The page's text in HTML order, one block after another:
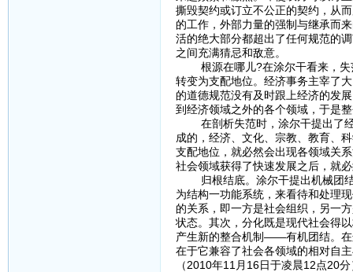
撕毁契约或订立不公正的契约，从
的工作，外部力量的强制与继承而
活的绝大部分都超出了任何规范的
之间充满猜忌和敌意。
根源在哪儿?在涂尔干看来，失
转变为支配地位。经济事务主宰了
的道德规范没有及时跟上经济的发
到经济领域之外的各个领域，于是
在剖析失范时，涂尔干提出了经
成的，经济、文化、宗教、教育、
支配地位，就必然会出现各领域关
社会领域获得了快速发展之后，就
归根结底。涂尔干提出机械团结
为结构一功能系统，来看待和处理
的关系，即一方是社会组织，另一
状态。其次，分化既是现代社会得
产生新的整合机制——有机团结。在
在于它兼容了社会各领域的相对自
（2010年11月16日于凌晨12点20分